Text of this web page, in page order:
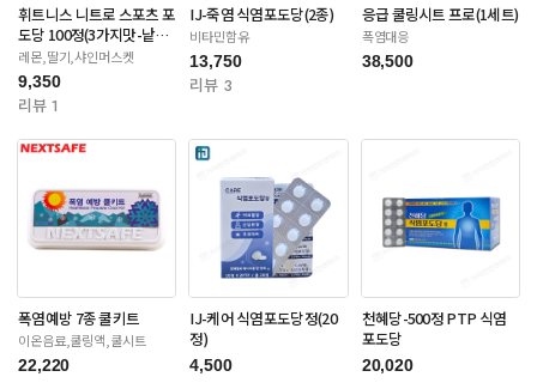
휘트니스 니트로 스포츠 포
도당 100정(3가지맛-낱개
포장)
레몬,딸기,샤인머스켓
9,350
리뷰 1
IJ-죽염 식염포도당(2종)
비타민함유
13,750
리뷰 3
응급 쿨링시트 프로(1세트)
폭염대응
38,500
폭염예방 7종 쿨키트
이온음료,쿨링액,쿨시트
22,220
IJ-케어 식염포도당정(20
정)
4,500
천혜당-500정 PTP 식염
포도당
20,020